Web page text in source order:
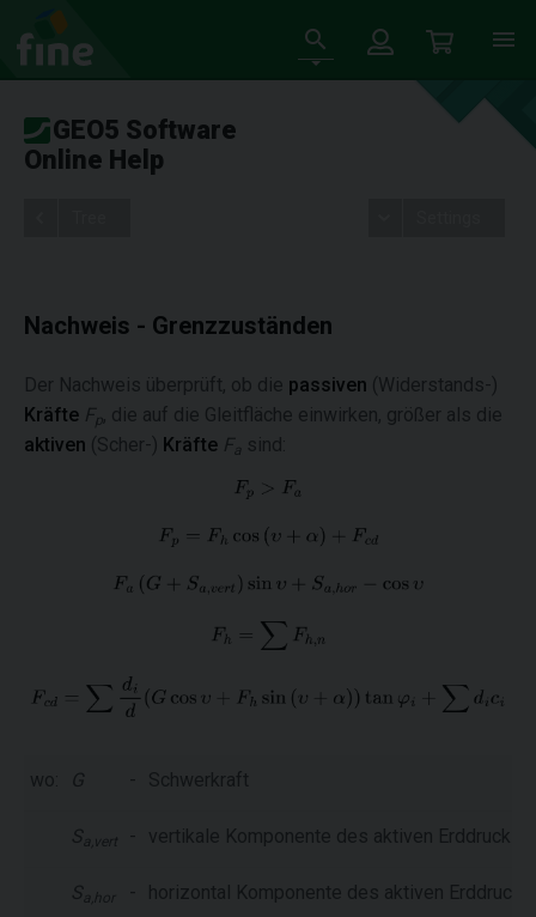
GEO5 Software
Online Help
Nachweis - Grenzzuständen
Der Nachweis überprüft, ob die passiven (Widerstands-)
Kräfte Fp, die auf die Gleitfläche einwirken, größer als die
aktiven (Scher-) Kräfte Fa sind:
wo: G - Schwerkraft
S a,vert - vertikale Komponente des aktiven Erddruck
S a,hor - horizontal Komponente des aktiven Erddruck